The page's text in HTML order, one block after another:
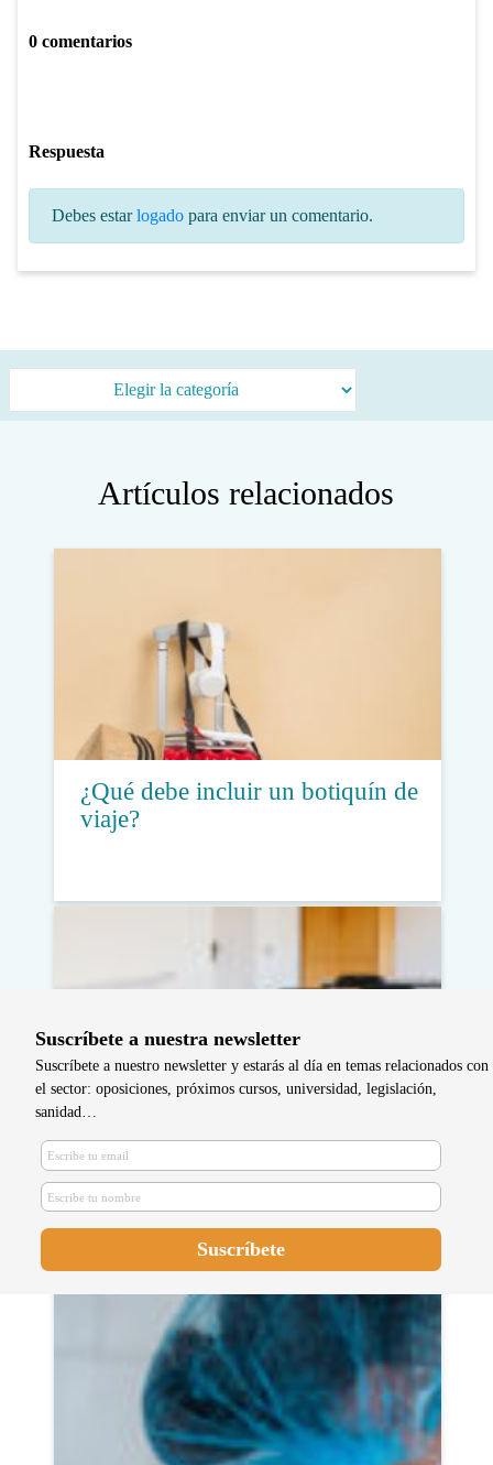
0 comentarios
Respuesta
Debes estarlogadopara enviar un comentario.
Artículos relacionados
¿Qué debe incluir un botiquín de
viaje?
El SAS convoca la OPE para
Enfermería y Matronas
Suscríbete a nuestra newsletter
Suscríbete a nuestro newsletter y estarás al día en temas relacionados con
el sector: oposiciones, próximos cursos, universidad, legislación,
sanidad…